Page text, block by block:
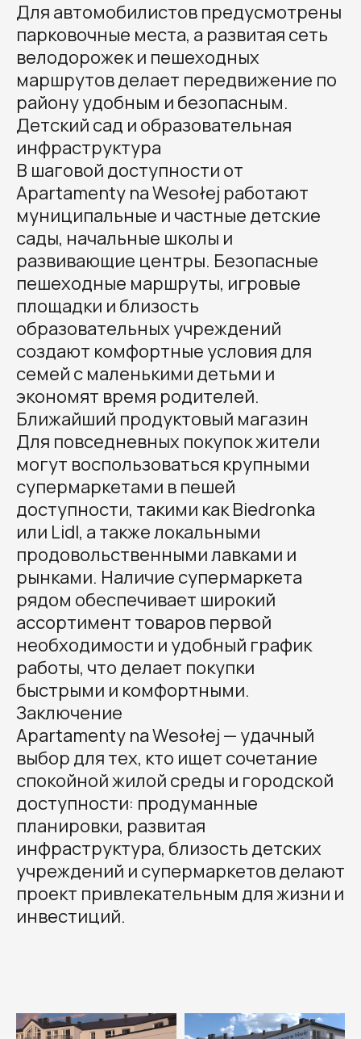
Для автомобилистов предусмотрены
парковочные места, а развитая сеть
велодорожек и пешеходных
маршрутов делает передвижение по
району удобным и безопасным.
Детский сад и образовательная
инфраструктура
В шаговой доступности от
Apartamenty na Wesołej работают
муниципальные и частные детские
сады, начальные школы и
развивающие центры. Безопасные
пешеходные маршруты, игровые
площадки и близость
образовательных учреждений
создают комфортные условия для
семей с маленькими детьми и
экономят время родителей.
Ближайший продуктовый магазин
Для повседневных покупок жители
могут воспользоваться крупными
супермаркетами в пешей
доступности, такими как Biedronka
или Lidl, а также локальными
продовольственными лавками и
рынками. Наличие супермаркета
рядом обеспечивает широкий
ассортимент товаров первой
необходимости и удобный график
работы, что делает покупки
быстрыми и комфортными.
Заключение
Apartamenty na Wesołej — удачный
выбор для тех, кто ищет сочетание
спокойной жилой среды и городской
доступности: продуманные
планировки, развитая
инфраструктура, близость детских
учреждений и супермаркетов делают
проект привлекательным для жизни и
инвестиций.